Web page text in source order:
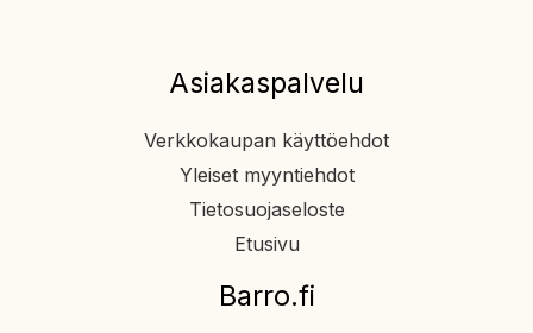
Asiakaspalvelu
Verkkokaupan käyttöehdot
Yleiset myyntiehdot
Tietosuojaseloste
Etusivu
Barro.fi